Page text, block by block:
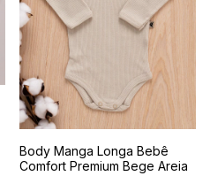
Body Manga Longa Bebê
Comfort Premium Bege Areia